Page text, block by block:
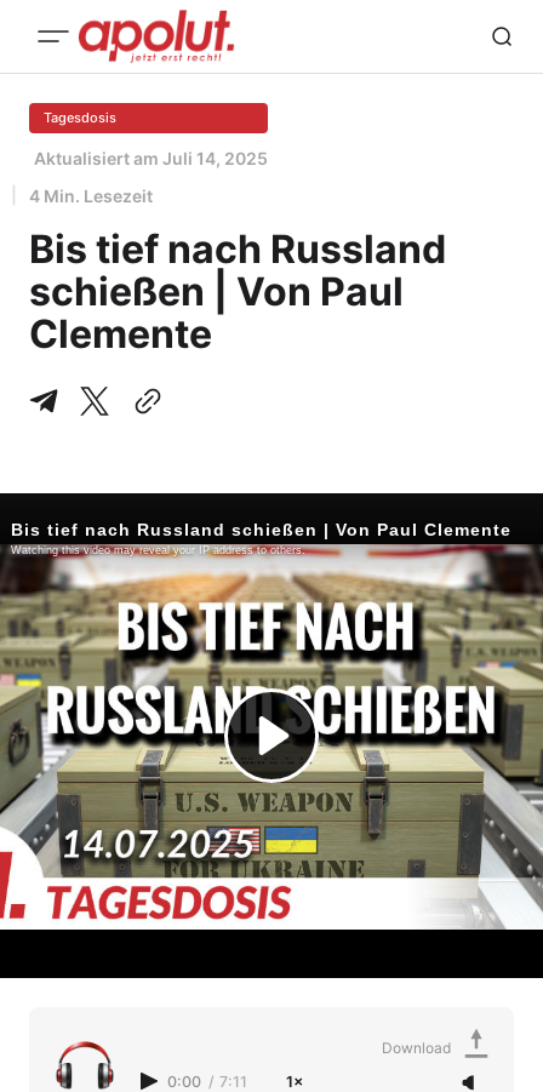
Tagesdosis
Aktualisiert am Juli 14, 2025
4 Min. Lesezeit
Bis tief nach Russland
schießen | Von Paul
Clemente
0:00 / 7:11 1×
Download